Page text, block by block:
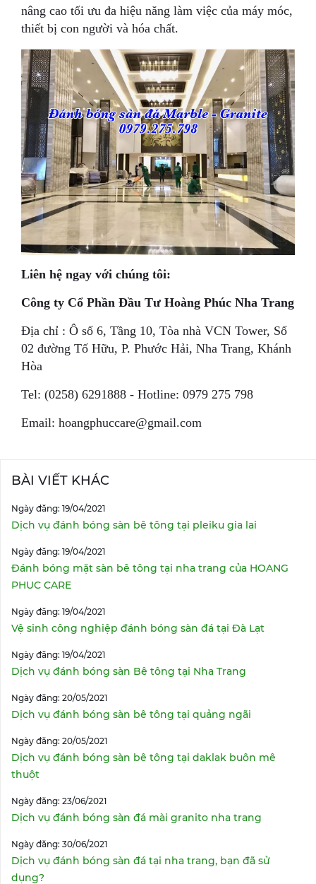
nâng cao tối ưu đa hiệu năng làm việc của máy móc,
thiết bị con người và hóa chất.
Liên hệ ngay với chúng tôi:
Công ty Cổ Phần Đầu Tư Hoàng Phúc Nha Trang
Địa chỉ : Ô số 6, Tầng 10, Tòa nhà VCN Tower, Số
02 đường Tố Hữu, P. Phước Hải, Nha Trang, Khánh
Hòa
Tel: (0258) 6291888 - Hotline: 0979 275 798
Email: hoangphuccare@gmail.com
BÀI VIẾT KHÁC
Ngày đăng: 19/04/2021
Dịch vụ đánh bóng sàn bê tông tại pleiku gia lai
Ngày đăng: 19/04/2021
Đánh bóng mặt sàn bê tông tại nha trang của HOANG
PHUC CARE
Ngày đăng: 19/04/2021
Vệ sinh công nghiệp đánh bóng sàn đá tại Đà Lạt
Ngày đăng: 19/04/2021
Dịch vụ đánh bóng sàn Bê tông tại Nha Trang
Ngày đăng: 20/05/2021
Dịch vụ đánh bóng sàn bê tông tại quảng ngãi
Ngày đăng: 20/05/2021
Dịch vụ đánh bóng sàn bê tông tại daklak buôn mê
thuột
Ngày đăng: 23/06/2021
Dịch vụ đánh bóng sàn đá mài granito nha trang
Ngày đăng: 30/06/2021
Dịch vụ đánh bóng sàn đá tại nha trang, bạn đã sử
dụng?